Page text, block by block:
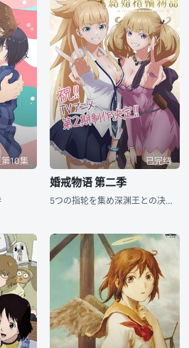
10集 已完结
婚戒物语 第二季
5つの指轮を集め深渊王との决戦に挑んだサトウとヒメ达は、あと一歩のところまで深渊王を追い詰めるが、 サトウが力尽きてしまい穷地に追い込まれた。间一髪をアラバスタに救われ、一行は一时態势を整えることに